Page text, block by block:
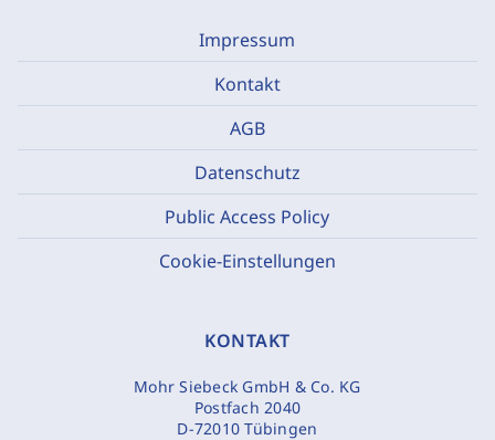
Impressum
Kontakt
AGB
Datenschutz
Public Access Policy
Cookie-Einstellungen
KONTAKT
Mohr Siebeck GmbH & Co. KG
Postfach 2040
D-72010 Tübingen